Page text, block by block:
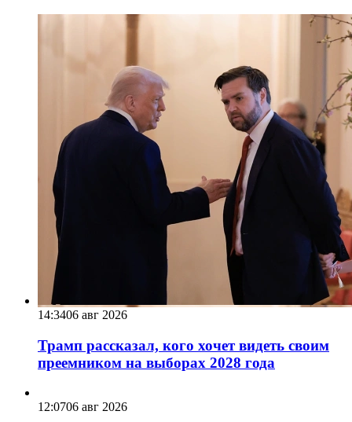
14:3406 авг 2026
Трамп рассказал, кого хочет видеть своим
преемником на выборах 2028 года
12:0706 авг 2026